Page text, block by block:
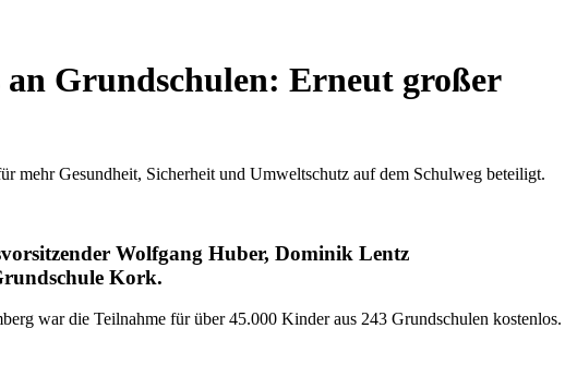
an Grundschulen: Erneut großer
mehr Gesundheit, Sicherheit und Umweltschutz auf dem Schulweg beteiligt.
Wolfgang Huber, Dominik Lentz
Kork.
war die Teilnahme für über 45.000 Kinder aus 243 Grundschulen kostenlos.